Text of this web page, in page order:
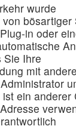
wurde
bösartiger
in oder
Sie Ihre
mit
ein anderer